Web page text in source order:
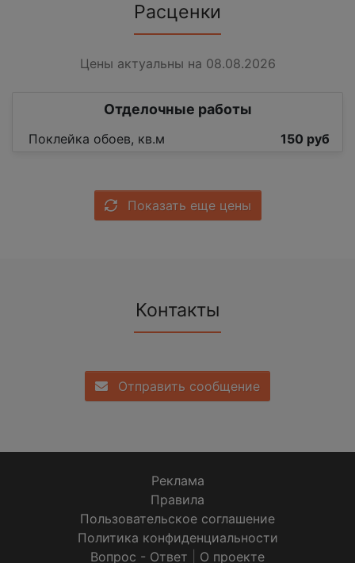
Расценки
Цены актуальны на 08.08.2026
Отделочные работы
Поклейка обоев, кв.м 150 руб
Показать еще цены
Контакты
Отправить сообщение
Реклама
Правила
Пользовательское соглашение
Политика конфиденциальности
Вопрос - Ответ
О проекте